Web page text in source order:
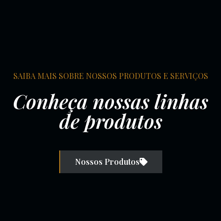
SAIBA MAIS SOBRE NOSSOS PRODUTOS E SERVIÇOS
Conheça nossas linhas
de produtos
Nossos Produtos